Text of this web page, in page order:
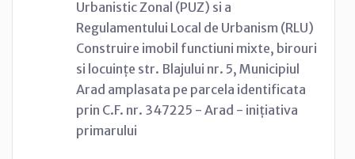
Urbanistic Zonal (PUZ) si a
Regulamentului Local de Urbanism (RLU)
Construire imobil functiuni mixte, birouri
si locuințe str. Blajului nr. 5, Municipiul
Arad amplasata pe parcela identificata
prin C.F. nr. 347225 - Arad - inițiativa
primarului